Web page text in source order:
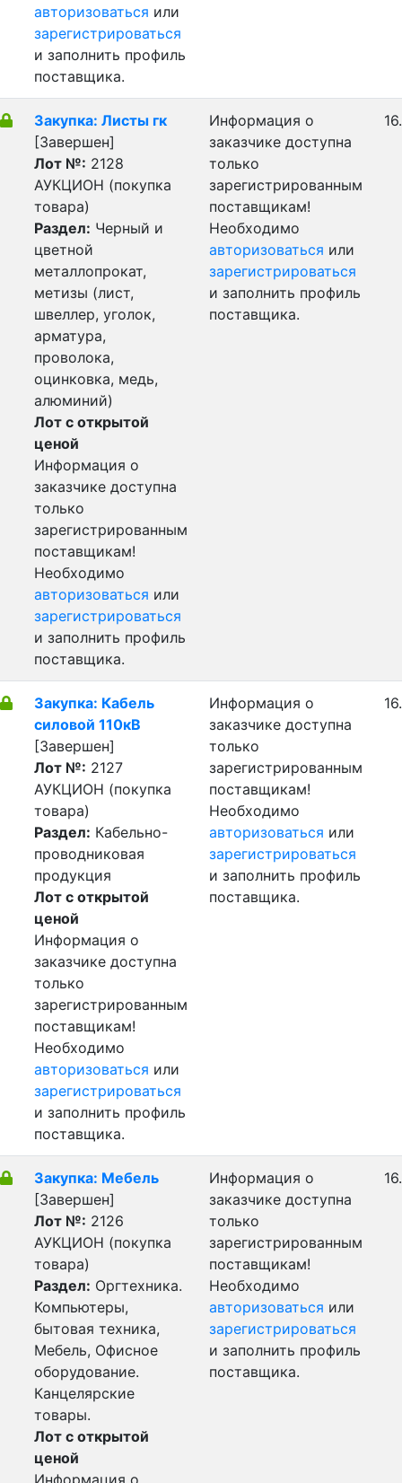
авторизоваться или
зарегистрироваться
и заполнить профиль
поставщика.
Закупка: Листы гк
[Завершен]
Лот №: 2128
АУКЦИОН (покупка
товара)
Раздел: Черный и
цветной
металлопрокат,
метизы (лист,
швеллер, уголок,
арматура,
проволока,
оцинковка, медь,
алюминий)
Лот с открытой
ценой
Информация о
заказчике доступна
только
зарегистрированным
поставщикам!
Необходимо
авторизоваться или
зарегистрироваться
и заполнить профиль
поставщика.
Информация о
заказчике доступна
только
зарегистрированным
поставщикам!
Необходимо
авторизоваться или
зарегистрироваться
и заполнить профиль
поставщика.
Закупка: Кабель
силовой 110кВ
[Завершен]
Лот №: 2127
АУКЦИОН (покупка
товара)
Раздел: Кабельно-
проводниковая
продукция
Лот с открытой
ценой
Информация о
заказчике доступна
только
зарегистрированным
поставщикам!
Необходимо
авторизоваться или
зарегистрироваться
и заполнить профиль
поставщика.
Информация о
заказчике доступна
только
зарегистрированным
поставщикам!
Необходимо
авторизоваться или
зарегистрироваться
и заполнить профиль
поставщика.
Закупка: Мебель
[Завершен]
Лот №: 2126
АУКЦИОН (покупка
товара)
Раздел: Оргтехника.
Компьютеры,
бытовая техника,
Мебель, Офисное
оборудование.
Канцелярские
товары.
Лот с открытой
ценой
Информация о
Информация о
заказчике доступна
только
зарегистрированным
поставщикам!
Необходимо
авторизоваться или
зарегистрироваться
и заполнить профиль
поставщика.